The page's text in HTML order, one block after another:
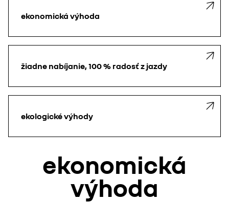
ekonomická výhoda
žiadne nabíjanie, 100 % radosť z jazdy
ekologické výhody
ekonomická
výhoda